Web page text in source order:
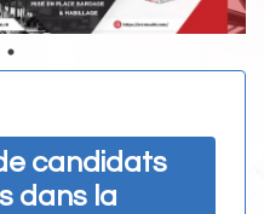
candidats
dans la